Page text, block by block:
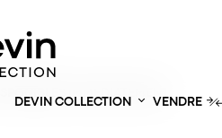
DEVIN COLLECTION VENDRE